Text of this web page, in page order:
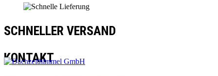
SCHNELLER VERSAND
KONTAKT